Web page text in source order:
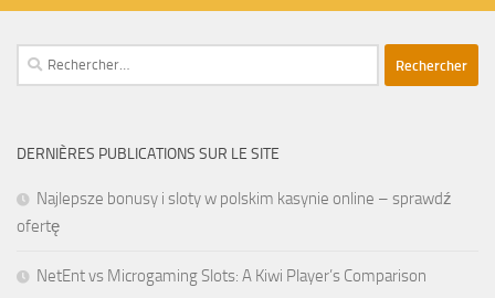
Rechercher :
DERNIÈRES PUBLICATIONS SUR LE SITE
Najlepsze bonusy i sloty w polskim kasynie online – sprawdź
ofertę
NetEnt vs Microgaming Slots: A Kiwi Player’s Comparison